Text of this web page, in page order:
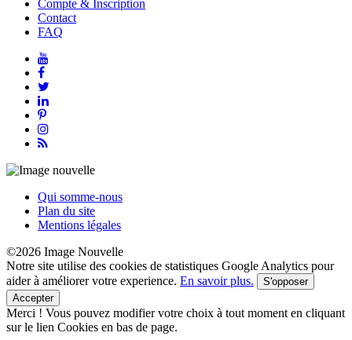
Compte & Inscription
Contact
FAQ
Qui somme-nous
Plan du site
Mentions légales
©2026 Image Nouvelle
Notre site utilise des cookies de statistiques Google Analytics pour
aider à améliorer votre experience. En savoir plus.
S'opposer
Accepter
Merci ! Vous pouvez modifier votre choix à tout moment en cliquant
sur le lien Cookies en bas de page.